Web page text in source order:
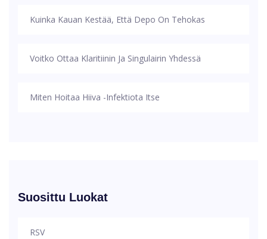
Kuinka Kauan Kestää, Että Depo On Tehokas
Voitko Ottaa Klaritiinin Ja Singulairin Yhdessä
Miten Hoitaa Hiiva -infektiota Itse
Suosittu Luokat
RSV